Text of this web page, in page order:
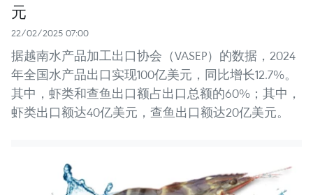
元
22/02/2025 07:00
据越南水产品加工出口协会（VASEP）的数据，2024
年全国水产品出口实现100亿美元，同比增长12.7%。
其中，虾类和查鱼出口额占出口总额的60%；其中，
虾类出口额达40亿美元，查鱼出口额达20亿美元。